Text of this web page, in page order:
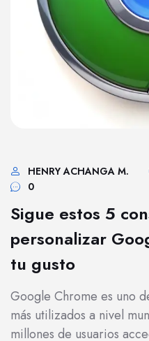
HENRY ACHANGA M.
0
Sigue estos 5
personalizar
tu gusto
Google Chrome es uno
más utilizados a nivel
millones de usuarios